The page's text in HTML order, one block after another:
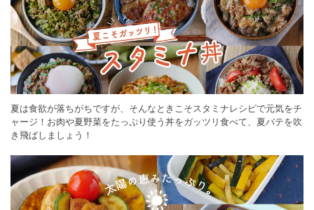
夏は食欲が落ちがちですが、そんなときこそスタミナレシピで元気をチ
ャージ！お肉や夏野菜をたっぷり使う丼をガッツリ食べて、夏バテを吹
き飛ばしましょう！